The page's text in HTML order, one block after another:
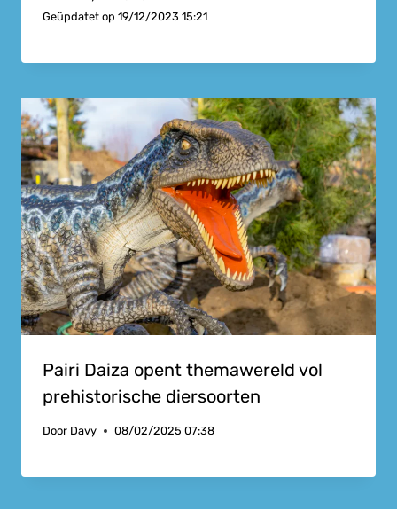
Geüpdatet op 19/12/2023 15:21
Pairi Daiza opent themawereld vol
prehistorische diersoorten
Door Davy 08/02/2025 07:38